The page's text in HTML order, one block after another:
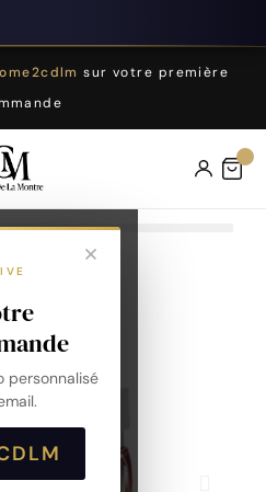
sur votre première
personnalisé